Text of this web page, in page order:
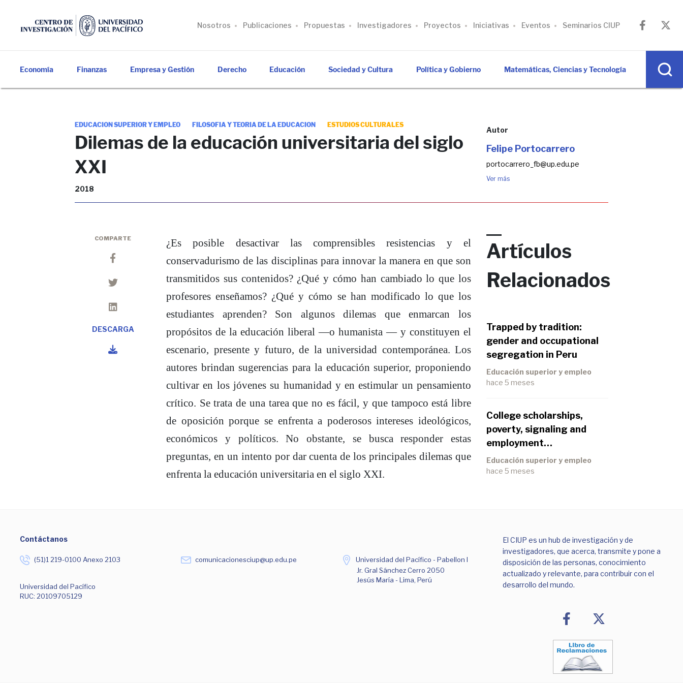
Nosotros Publicaciones Propuestas Investigadores Proyectos Iniciativas Eventos Seminarios CIUP
Economía Finanzas Empresa y Gestión Derecho Educación Sociedad y Cultura Política y Gobierno Matemáticas, Ciencias y Tecnología
EDUCACION SUPERIOR Y EMPLEO FILOSOFIA Y TEORIA DE LA EDUCACION ESTUDIOS CULTURALES
Dilemas de la educación universitaria del siglo
XXI
2018
Autor
Felipe Portocarrero
portocarrero_fb@up.edu.pe
Ver más
COMPARTE
DESCARGA
¿Es posible desactivar las comprensibles resistencias y el
conservadurismo de las disciplinas para innovar la manera en que son
transmitidos sus contenidos? ¿Qué y cómo han cambiado lo que los
profesores enseñamos? ¿Qué y cómo se han modificado lo que los
estudiantes aprenden? Son algunos dilemas que enmarcan los
propósitos de la educación liberal —o humanista — y constituyen el
escenario, presente y futuro, de la universidad contemporánea. Los
autores brindan sugerencias para la educación superior, proponiendo
cultivar en los jóvenes su humanidad y en estimular un pensamiento
crítico. Se trata de una tarea que no es fácil, y que tampoco está libre
de oposición porque se enfrenta a poderosos intereses ideológicos,
económicos y políticos. No obstante, se busca responder estas
preguntas, en un intento por dar cuenta de los principales dilemas que
enfrenta la educación universitaria en el siglo XXI.
Artículos
Relacionados
Trapped by tradition:
gender and occupational
segregation in Peru
Educación superior y empleo
hace 5 meses
College scholarships,
poverty, signaling and
employment
opportunities: evidence
from a field experiment
Educación superior y empleo
hace 5 meses
Contáctanos
(51)1 219-0100 Anexo 2103
Universidad del Pacífico
RUC: 20109705129
comunicacionesciup@up.edu.pe
Universidad del Pacífico - Pabellon I
Jr. Gral Sánchez Cerro 2050
Jesús María - Lima, Perú
El CIUP es un hub de investigación y de
investigadores, que acerca, transmite y pone a
disposición de las personas, conocimiento
actualizado y relevante, para contribuir con el
desarrollo del mundo.